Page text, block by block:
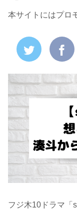
本サイトにはプロ
フジ木10ドラマ「